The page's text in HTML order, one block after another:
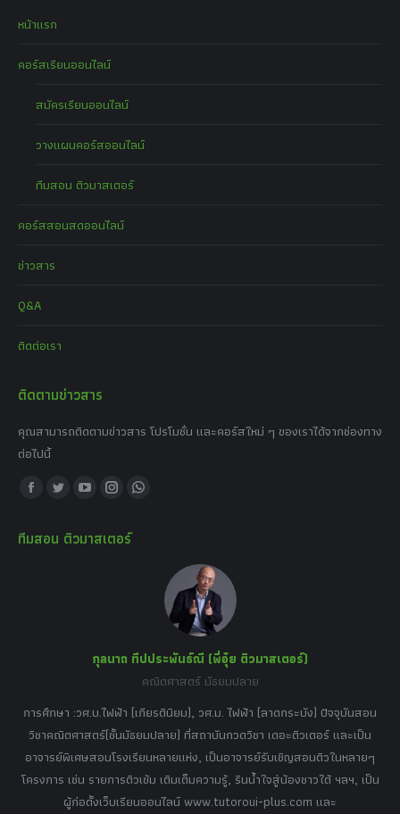
หน้าแรก
คอร์สเรียนออนไลน์
สมัครเรียนออนไลน์
วางแผนคอร์สออนไลน์
ทีมสอน ติวมาสเตอร์
คอร์สสอนสดออนไลน์
ข่าวสาร
Q&A
ติดต่อเรา
ติดตามข่าวสาร
คุณสามารถติดตามข่าวสาร โปรโมชั่น และคอร์สใหม่ ๆ ของเราได้จากช่องทาง
ต่อไปนี้
Find us on:
Facebook
opens
Twitter
opens
YouTube
opens
Instagram
opens
Whatsapp
window
ทีมสอน ติวมาสเตอร์
กุลนาถ ทีปประพันธ์ณี (พี่อุ๋ย ติวมาสเตอร์)
คณิตศาสตร์ มัธยมปลาย
การศึกษา :วศ.บ.ไฟฟ้า (เกียรตินิยม), วศ.ม. ไฟฟ้า (ลาดกระบัง) ปัจจุบันสอน
วิชาคณิตศาสตร์(ชั้นมัธยมปลาย) ที่สถาบันกวดวิชา เดอะติวเตอร์ และเป็น
อาจารย์พิเศษสอนโรงเรียนหลายแห่ง, เป็นอาจารย์รับเชิญสอนติวในหลายๆ
โครงการ เช่น รายการติวเข้ม เติมเต็มความรู้, รินน้ำใจสู่น้องชาวใต้ ฯลฯ, เป็น
ผู้ก่อตั้งเว็บเรียนออนไลน์ www.tutoroui-plus.com และ